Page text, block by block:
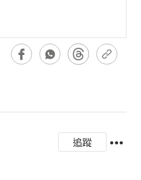
追蹤